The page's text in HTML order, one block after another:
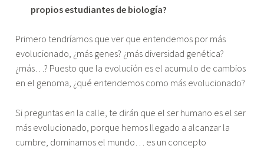
propios estudiantes de biología?
Primero tendríamos que ver que entendemos por más
evolucionado, ¿más genes? ¿más diversidad genética?
¿más…? Puesto que la evolución es el acumulo de cambios
en el genoma, ¿qué entendemos como más evolucionado?
Si preguntas en la calle, te dirán que el ser humano es el ser
más evolucionado, porque hemos llegado a alcanzar la
cumbre, dominamos el mundo… es un concepto